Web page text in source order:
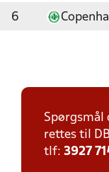
6
Spørgsmål
rettes til
tlf: 3927